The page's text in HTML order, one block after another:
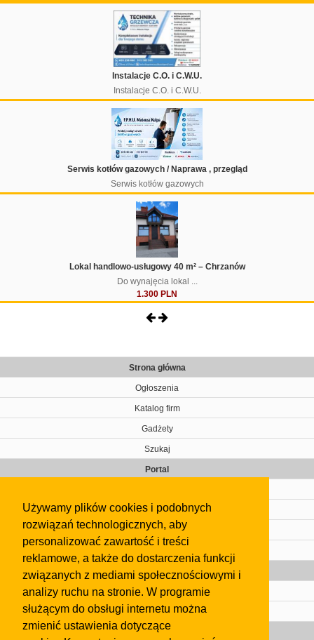
Używamy plików cookies i podobnych
rozwiązań technologicznych, aby
personalizować zawartość i treści
reklamowe, a także do dostarczenia funkcji
związanych z mediami społecznościowymi i
analizy ruchu na stronie. W programie
służącym do obsługi internetu można
zmienić ustawienia dotyczące
Instalacje C.O. i C.W.U.
Instalacje C.O. i C.W.U.
Serwis kotłów gazowych / Naprawa , przegląd
Serwis kotłów gazowych
Lokal handlowo-usługowy 40 m² – Chrzanów
Do wynajęcia lokal ...
1.300 PLN
Strona główna
Ogłoszenia
Katalog firm
Gadżety
Szukaj
Portal
Kontakt
Regulamin
Gazeta
Olkusz
Kontakt
Strefa dla biznesu